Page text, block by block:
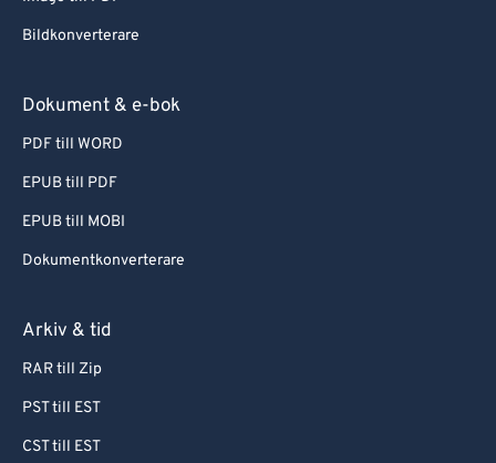
Bildkonverterare
Dokument & e-bok
PDF till WORD
EPUB till PDF
EPUB till MOBI
Dokumentkonverterare
Arkiv & tid
RAR till Zip
PST till EST
CST till EST